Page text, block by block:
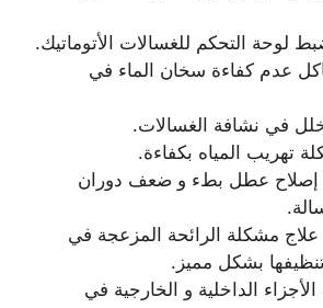
لوحة التحكم للغسالات الأتوماتيك.
عدم كفاءة سخان الماء في
في نشافة الغسالات.
تهريب المياه بكفاءة.
إصلاح عطل بطء و ضعف دوران
مشكلة الرائحة المزعجة في
تنظيفها بشكل مميز.
الداخلية و الخارجية في